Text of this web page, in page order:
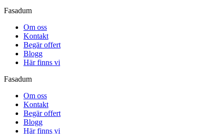
Fasadum
Om oss
Kontakt
Begär offert
Blogg
Här finns vi
Fasadum
Om oss
Kontakt
Begär offert
Blogg
Här finns vi